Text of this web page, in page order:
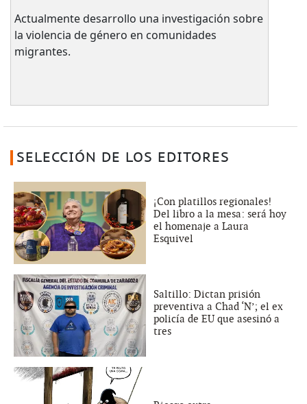
Actualmente desarrollo una investigación sobre
la violencia de género en comunidades
migrantes.
SELECCIÓN DE LOS EDITORES
¡Con platillos regionales!
Del libro a la mesa: será hoy
el homenaje a Laura
Esquivel
Saltillo: Dictan prisión
preventiva a Chad ‘N’; el ex
policía de EU que asesinó a
tres